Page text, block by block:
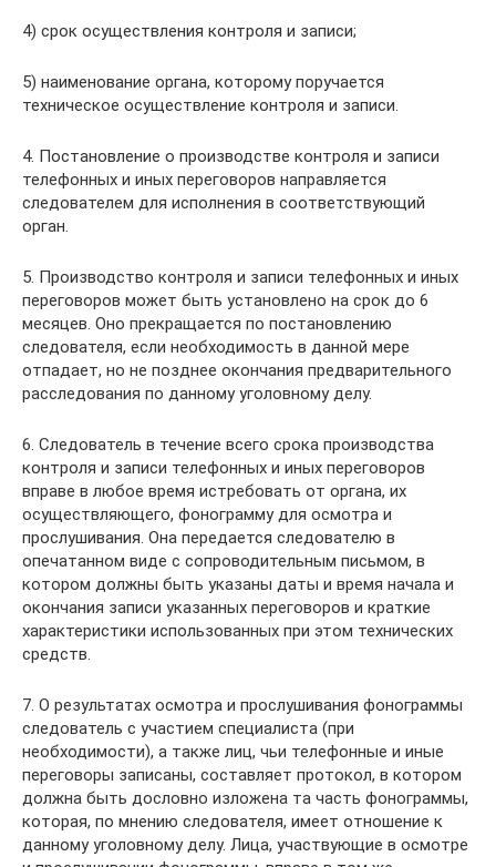
4) срок осуществления контроля и записи;
5) наименование органа, которому поручается
техническое осуществление контроля и записи.
4. Постановление о производстве контроля и записи
телефонных и иных переговоров направляется
следователем для исполнения в соответствующий
орган.
5. Производство контроля и записи телефонных и иных
переговоров может быть установлено на срок до 6
месяцев. Оно прекращается по постановлению
следователя, если необходимость в данной мере
отпадает, но не позднее окончания предварительного
расследования по данному уголовному делу.
6. Следователь в течение всего срока производства
контроля и записи телефонных и иных переговоров
вправе в любое время истребовать от органа, их
осуществляющего, фонограмму для осмотра и
прослушивания. Она передается следователю в
опечатанном виде с сопроводительным письмом, в
котором должны быть указаны даты и время начала и
окончания записи указанных переговоров и краткие
характеристики использованных при этом технических
средств.
7. О результатах осмотра и прослушивания фонограммы
следователь с участием специалиста (при
необходимости), а также лиц, чьи телефонные и иные
переговоры записаны, составляет протокол, в котором
должна быть дословно изложена та часть фонограммы,
которая, по мнению следователя, имеет отношение к
данному уголовному делу. Лица, участвующие в осмотре